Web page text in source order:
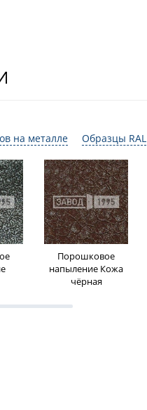
на металле Образцы RAL
Порошковое
напыление Кожа
чёрная